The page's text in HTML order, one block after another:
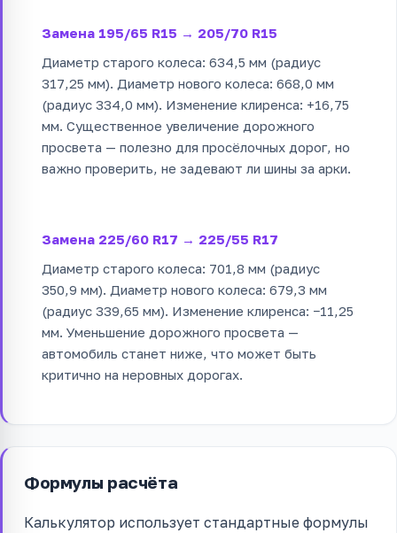
Замена 195/65 R15 → 205/70 R15
Диаметр старого колеса: 634,5 мм (радиус
317,25 мм). Диаметр нового колеса: 668,0 мм
(радиус 334,0 мм). Изменение клиренса: +16,75
мм. Существенное увеличение дорожного
просвета — полезно для просёлочных дорог, но
важно проверить, не задевают ли шины за арки.
Замена 225/60 R17 → 225/55 R17
Диаметр старого колеса: 701,8 мм (радиус
350,9 мм). Диаметр нового колеса: 679,3 мм
(радиус 339,65 мм). Изменение клиренса: −11,25
мм. Уменьшение дорожного просвета —
автомобиль станет ниже, что может быть
критично на неровных дорогах.
Формулы расчёта
Калькулятор использует стандартные формулы